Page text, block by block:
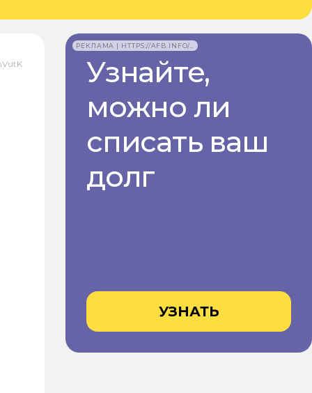
РЕКЛАМА | HTTPS://AFB.INFO/…
Узнайте,
можно ли
списать ваш
долг
УЗНАТЬ